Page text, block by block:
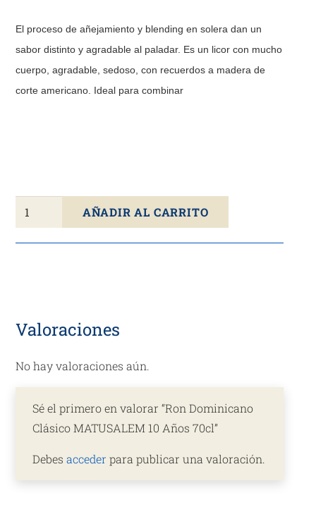
El proceso de añejamiento y blending en solera dan un
sabor distinto y agradable al paladar. Es un licor con mucho
cuerpo, agradable, sedoso, con recuerdos a madera de
corte americano. Ideal para combinar
Ron
Dominicano
Clásico
70cl
AÑADIR AL CARRITO
Valoraciones
No hay valoraciones aún.
Sé el primero en valorar “Ron Dominicano
Clásico MATUSALEM 10 Años 70cl”
Debesacceder para publicar una valoración.